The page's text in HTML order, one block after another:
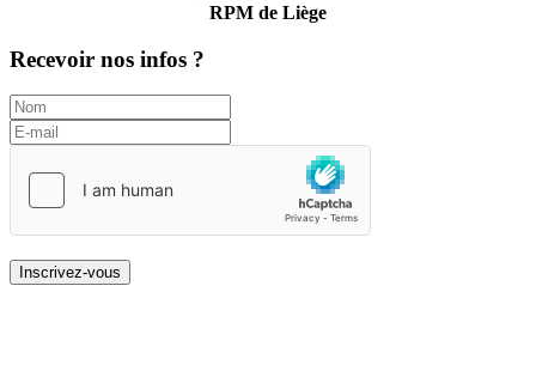
RPM de Liège
Recevoir nos infos ?
Inscrivez-vous